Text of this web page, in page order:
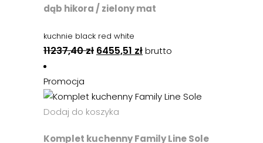
dąb hikora / zielony mat
kuchnie black red white
11237,40zł 6455,51 złbrutto
Promocja
Dodaj do koszyka
Komplet kuchenny Family Line Sole